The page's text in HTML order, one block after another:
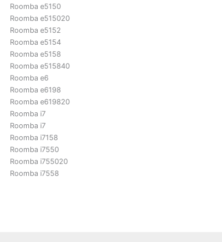
Roomba e5150
Roomba e515020
Roomba e5152
Roomba e5154
Roomba e5158
Roomba e515840
Roomba e6
Roomba e6198
Roomba e619820
Roomba i7
Roomba i7
Roomba i7158
Roomba i7550
Roomba i755020
Roomba i7558